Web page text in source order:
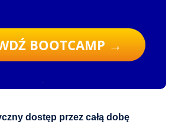
BOOTCAMP →
.
dostęp przez całą dobę